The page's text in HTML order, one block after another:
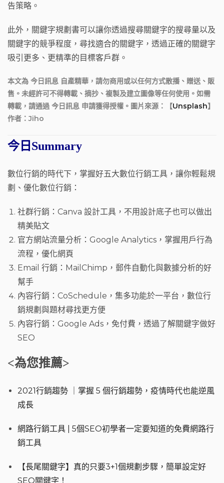
告策略。
此外，關鍵字規劃書可以讓你透過搜尋關鍵字的搜尋量以及
關鍵字的競爭程度，尋找適合的關鍵字，透過正確的關鍵字
吸引更多、更精準的目標客戶群。
本文為 今日訊息 自產精華，請勿商用或以任何方式散播、贈送、販
售。未經許可不得轉載、摘抄、複製及建立圖像等任何使用。如需
轉載，請通過 今日訊息 申請獲得授權。圖片來源：【Unsplash】
作者：Jiho
今日Summary
數位行銷的時代下，掌握好五大數位行銷工具，讓你輕鬆規
劃、優化數位行銷：
社群行銷：Canva 設計工具，不用設計底子也可以做出
精美貼文
官方網站流量分析：Google Analytics，掌握用戶行為
流程，優化網頁
Email 行銷：MailChimp，郵件自動化與數據分析的好
幫手
內容行銷：CoSchedule，集多功能於一平台，數位行
銷規劃與題材尋找更方便
內容行銷：Google Ads，免付費，透過了解關鍵字做好
SEO
<為您推薦>
2021行銷趨勢 ｜掌握 5 個行銷趨勢，疫情時代也能逆風
成長
網路行銷工具 | 5個SEO初學者一定要知道的免費網路行
銷工具
【長尾關鍵字】真的只要3+1個規劃步驟，簡單設定好
SEO關鍵字！